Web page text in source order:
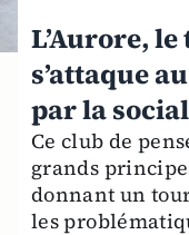
L’Aurore,
s’attaque
par la
Ce club de
grands
donnant un
les